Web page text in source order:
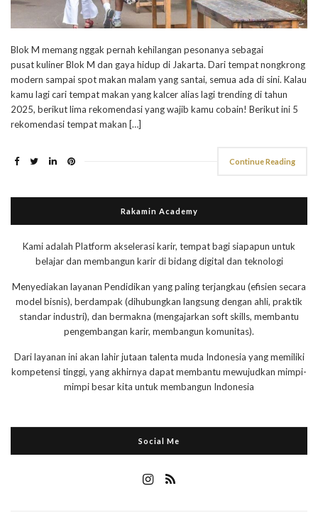
Blok M memang nggak pernah kehilangan pesonanya sebagai
pusat kuliner Blok M dan gaya hidup di Jakarta. Dari tempat nongkrong
modern sampai spot makan malam yang santai, semua ada di sini. Kalau
kamu lagi cari tempat makan yang kalcer alias lagi trending di tahun
2025, berikut lima rekomendasi yang wajib kamu cobain! Berikut ini 5
rekomendasi tempat makan […]
Continue Reading
Rakamin Academy
Kami adalah Platform akselerasi karir, tempat bagi siapapun untuk
belajar dan membangun karir di bidang digital dan teknologi
Menyediakan layanan Pendidikan yang paling terjangkau (efisien secara
model bisnis), berdampak (dihubungkan langsung dengan ahli, praktik
standar industri), dan bermakna (mengajarkan soft skills, membantu
pengembangan karir, membangun komunitas).
Dari layanan ini akan lahir jutaan talenta muda Indonesia yang memiliki
kompetensi tinggi, yang akhirnya dapat membantu mewujudkan mimpi-
mimpi besar kita untuk membangun Indonesia
Social Me